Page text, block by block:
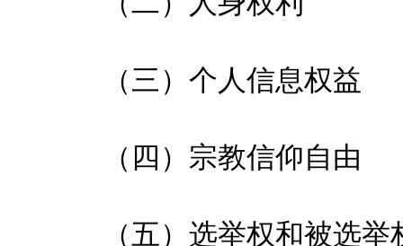
（三）个人信息权益
（四）宗教信仰自由
（五）选举权和被选举